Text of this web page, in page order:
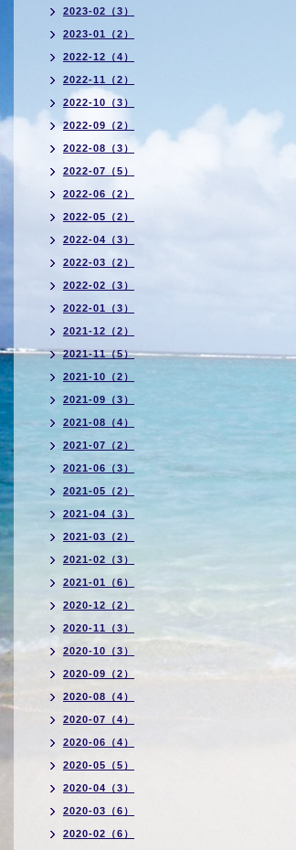
2023-02（3）
2023-01（2）
2022-12（4）
2022-11（2）
2022-10（3）
2022-09（2）
2022-08（3）
2022-07（5）
2022-06（2）
2022-05（2）
2022-04（3）
2022-03（2）
2022-02（3）
2022-01（3）
2021-12（2）
2021-11（5）
2021-10（2）
2021-09（3）
2021-08（4）
2021-07（2）
2021-06（3）
2021-05（2）
2021-04（3）
2021-03（2）
2021-02（3）
2021-01（6）
2020-12（2）
2020-11（3）
2020-10（3）
2020-09（2）
2020-08（4）
2020-07（4）
2020-06（4）
2020-05（5）
2020-04（3）
2020-03（6）
2020-02（6）